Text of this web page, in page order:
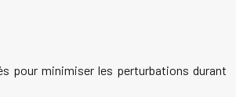
pour minimiser les perturbations durant